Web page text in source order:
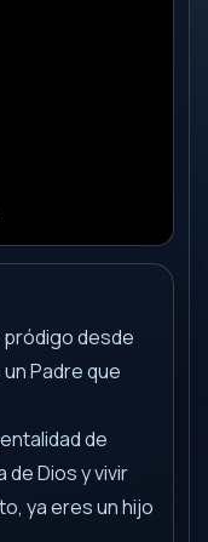
pródigo desde
Padre que
de
Dios y vivir
ya eres un hijo